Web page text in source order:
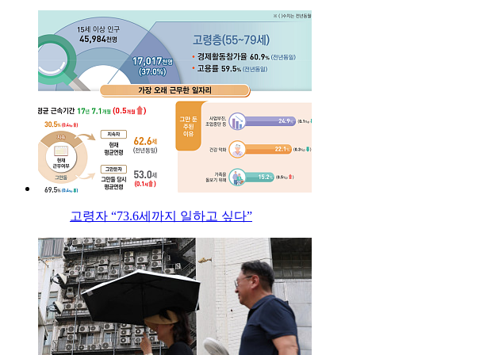
고령자 “73.6세까지 일하고 싶다”